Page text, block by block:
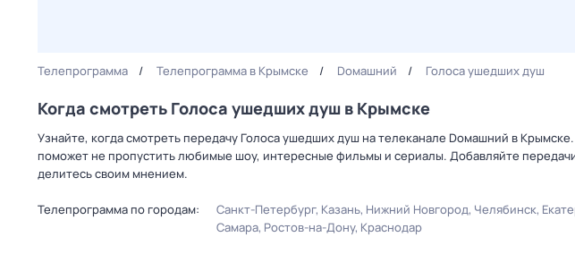
Телепрограмма Телепрограмма в Крымске Dомашний Голocа ушедших душ
Когда смотреть Голocа ушедших душ в Крымске
Узнайте, когда смотреть передачу Голocа ушедших душ на телеканале Dомашний в
поможет не пропустить любимые шоу, интересные фильмы и сериалы. Добавляйте
делитесь своим мнением.
Телепрограмма по городам: Санкт-Петербург Казань Нижний Новгород Челябинск
Самара Ростов-на-Дону Краснодар